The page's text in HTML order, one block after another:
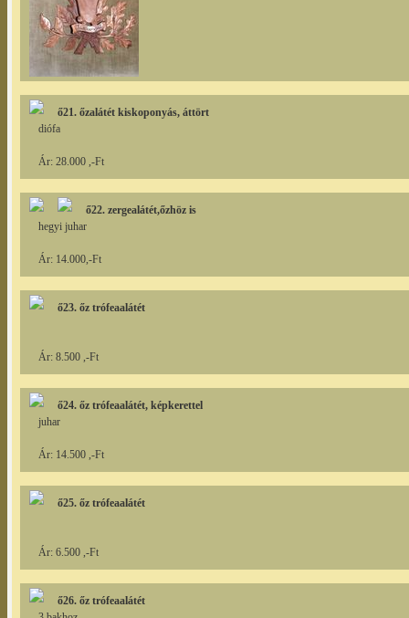
ő21. őzalátét kiskoponyás, áttört
diófa
Ár: 28.000 ,-Ft
ő22. zergealátét,őzhöz is
hegyi juhar
Ár: 14.000,-Ft
ő23. őz trófeaalátét
Ár: 8.500 ,-Ft
ő24. őz trófeaalátét, képkerettel
juhar
Ár: 14.500 ,-Ft
ő25. őz trófeaalátét
Ár: 6.500 ,-Ft
ő26. őz trófeaalátét